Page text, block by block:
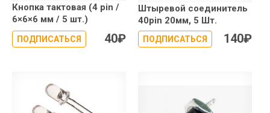
Кнопка тактовая (4 pin /
6×6×6 мм / 5 шт.)
ПОДПИСАТЬСЯ 40₽
Штыревой соединитель
40pin 20мм, 5 Шт.
ПОДПИСАТЬСЯ 140₽